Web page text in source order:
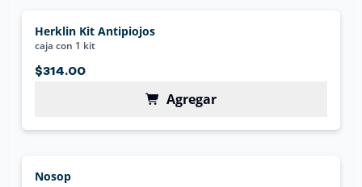
Herklin Kit Antipiojos
caja con 1 kit
$314.00
Agregar
Nosop